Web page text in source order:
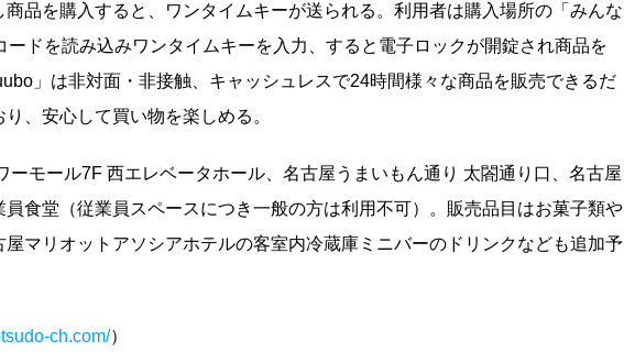
品を購入すると、ワンタイムキーが送られる。利用者は購入場所の「みんな
ドを読み込みワンタイムキーを入力、すると電子ロックが開錠され商品を
」は非対面・非接触、キャッシュレスで24時間様々な商品を販売できるだ
、安心して買い物を楽しめる。
ーモール7F 西エレベータホール、名古屋うまいもん通り 太閤通り口、名古屋
食堂（従業員スペースにつき一般の方は利用不可）。販売品目はお菓子類や
マリオットアソシアホテルの客室内冷蔵庫ミニバーのドリンクなども追加予
ch.com/）